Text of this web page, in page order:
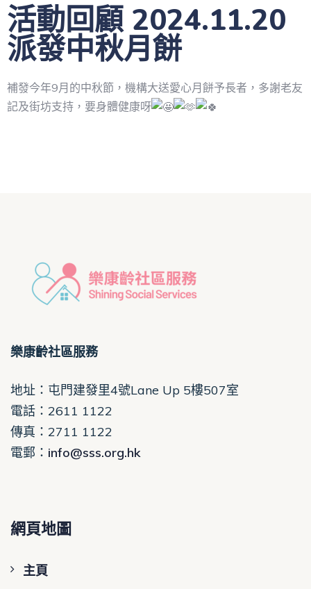
活動回顧 2024.11.20
派發中秋月餅
補發今年9月的中秋節，機構大送愛心月餅予長者，多謝老友
記及街坊支持，要身體健康呀
樂康齡社區服務
地址：屯門建發里4號Lane Up 5樓507室
電話 ：2611 1122
傳真：2711 1122
電郵 ： info@sss.org.hk
網頁地圖
主頁